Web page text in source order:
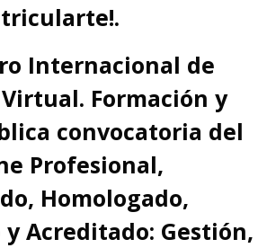
Internacional de
Formación y
convocatoria del
Profesional,
Homologado,
Acreditado: Gestión,